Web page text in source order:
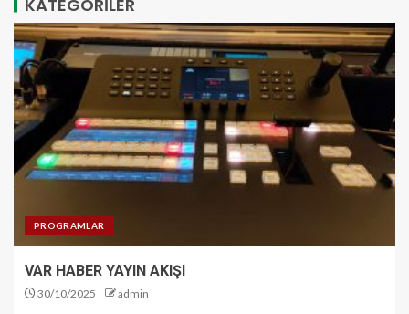
KATEGORİLER
PROGRAMLAR
VAR HABER YAYIN AKIŞI
30/10/2025 admin